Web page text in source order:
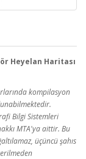
Heyelan Haritası
kompilasyon
Bilgi Sistemleri
MTA'ya aittir. Bu
üçüncü şahıs